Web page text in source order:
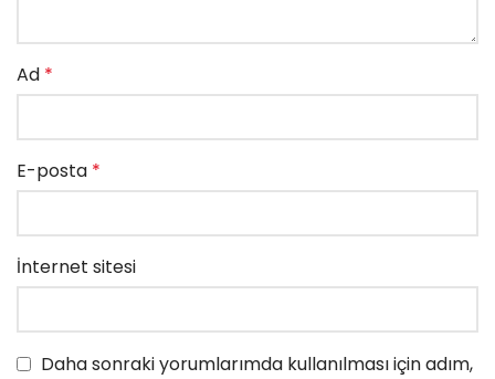
Ad *
E-posta *
İnternet sitesi
Daha sonraki yorumlarımda kullanılması için adım,